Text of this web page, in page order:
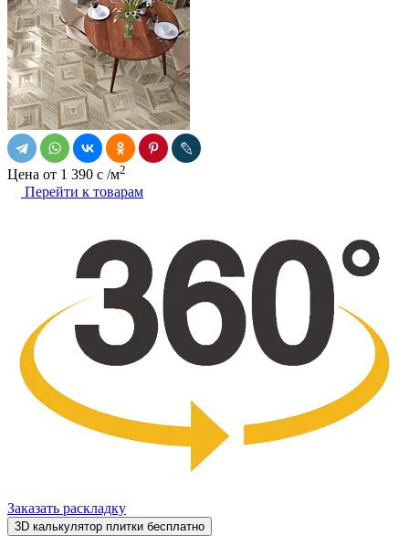
Цена от 1 390 c /м2
Перейти к товарам
Заказать раскладку
3D калькулятор плитки бесплатно